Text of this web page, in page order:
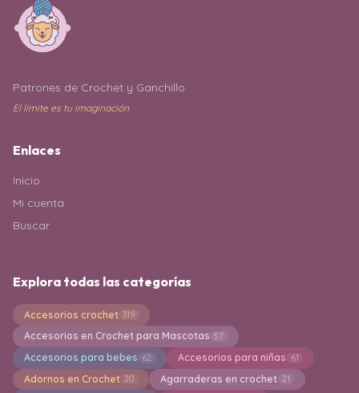
Patrones de Crochet y Ganchillo
El límite es tu imaginación
Enlaces
Inicio
Mi cuenta
Buscar
Explora todas las categorías
Accesorios crochet 319
Accesorios en Crochet para Mascotas 57
Accesorios para bebes 62 Accesorios para niñas 61
Adornos en Crochet 20 Agarraderas en crochet 21